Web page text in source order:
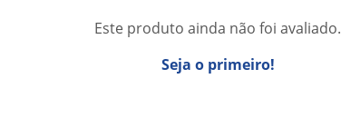
Este produto ainda não foi avaliado.
Seja o primeiro!